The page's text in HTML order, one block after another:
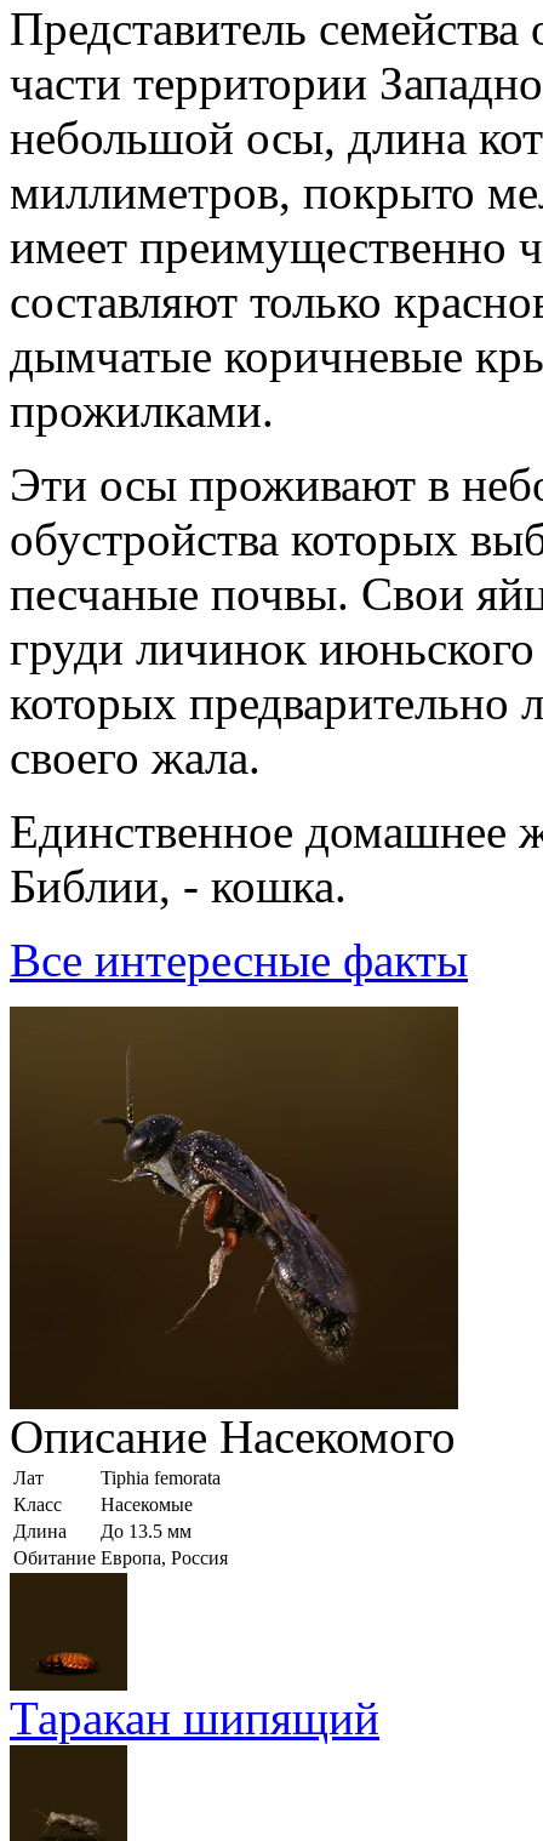
Представитель
части территории
небольшой осы, длина
миллиметров, покрыто
имеет преимущественно
составляют только
дымчатые коричневые
прожилками.
Эти осы проживают в
обустройства которых
песчаные почвы. Свои
груди личинок
которых предварительно
своего жала.
Единственное домашнее
Библии, - кошка.
Все интересные факты
Описание Насекомого
Лат
Tiphia femorata
Класс
Насекомые
Длина
До 13.5 мм
Обитание Европа, Россия
Таракан шипящий